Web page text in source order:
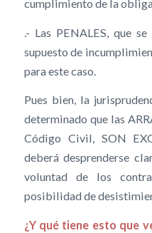
cumplimiento de la
.- Las PENALES, que
supuesto de
para este caso.
Pues bien, la
determinado que las
Código Civil, SON
deberá desprenderse
voluntad de los
posibilidad de
¿Y qué tiene esto que